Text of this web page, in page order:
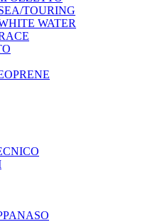
TOURING
WATER